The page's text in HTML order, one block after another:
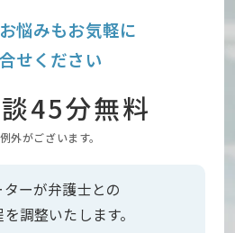
悩みもお気軽に
せください
45分無料
外がございます。
ーが弁護士との
調整いたします。